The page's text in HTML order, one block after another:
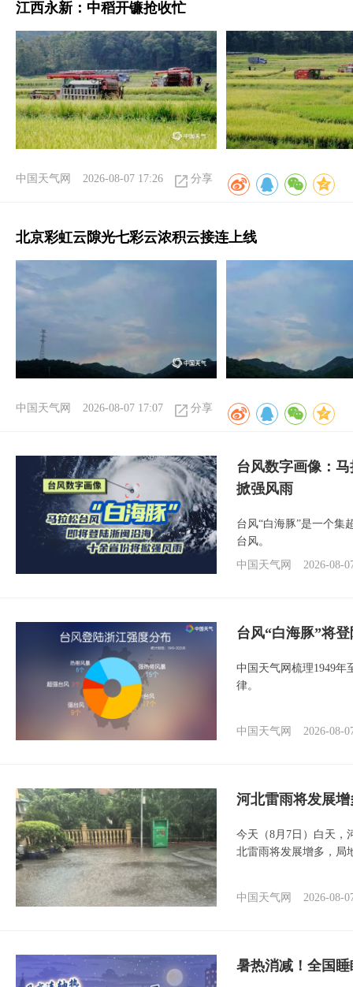
江西永新：中稻开镰抢收忙
中国天气网 2026-08-07 17:26 分享
北京彩虹云隙光七彩云浓积云接连上线
中国天气网 2026-08-07 17:07 分享
台风数字画像：
掀强风雨
台风“白海豚”是一个集
台风。
中国天气网
2026-08-
台风“白海豚”将
中国天气网梳理1949年
律。
中国天气网 2026-08-
河北雷雨将发展
今天（8月7日）白天，
北雷雨将发展增多，局
中国天气网 2026-08-
暑热消减！全国